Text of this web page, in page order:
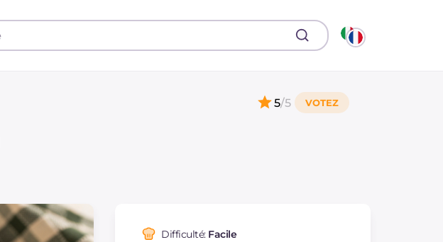
5/5
Difficulté: Facile